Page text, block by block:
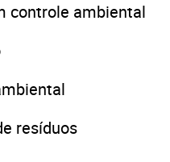
controle ambiental
resíduos